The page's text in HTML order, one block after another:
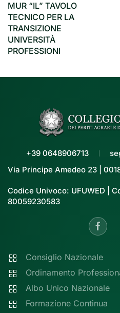
MUR “IL” TAVOLO
TECNICO PER LA
TRANSIZIONE
UNIVERSITÀ
PROFESSIONI
+39 0648906713
Via Principe Amedeo 23 |
Codice Univoco: UFUWED |
80059230583
Consiglio Nazionale
Ordinamento
Albo Unico Nazionale
Formazione Continua